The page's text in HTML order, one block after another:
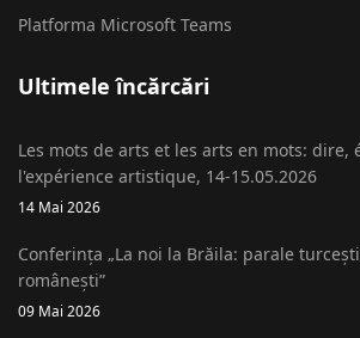
Platforma Microsoft Teams
Ultimele încărcări
Les mots de arts et les arts en mots: dire,
l'expérience artistique, 14-15.05.2026
14 Mai 2026
Conferința „La noi la Brăila: parale
românești”
09 Mai 2026